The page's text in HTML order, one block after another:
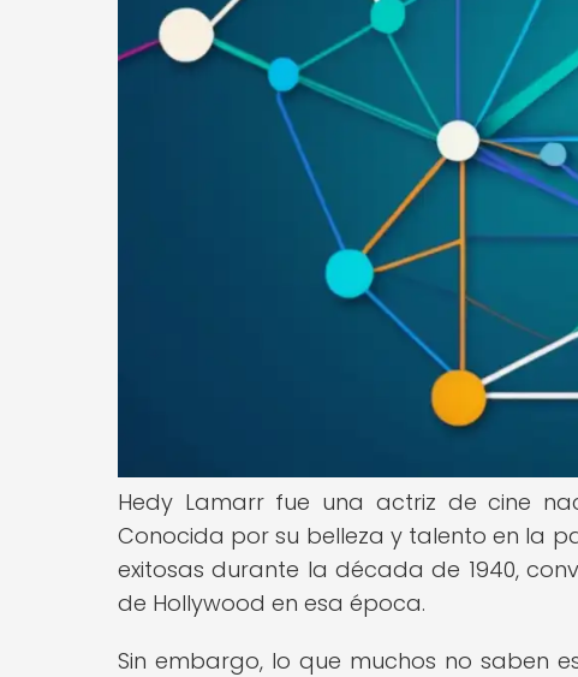
Hedy Lamarr fue una actriz de cine
Conocida por su belleza y talento en la
exitosas durante la década de 1940,
de Hollywood en esa época.
Sin embargo, lo que muchos no saben